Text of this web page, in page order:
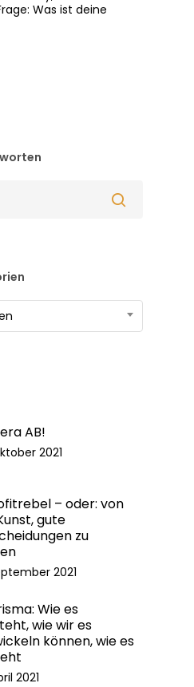
Was ist deine
AB!
2021
– oder: von
gute
zu
2021
Wie es
wie wir es
können, wie es
2021